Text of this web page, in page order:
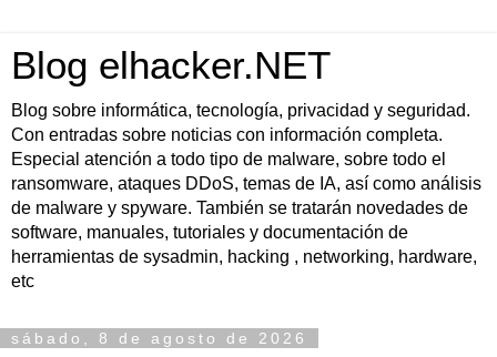
Blog elhacker.NET
Blog sobre informática, tecnología, privacidad y seguridad.
Con entradas sobre noticias con información completa.
Especial atención a todo tipo de malware, sobre todo el
ransomware, ataques DDoS, temas de IA, así como análisis
de malware y spyware. También se tratarán novedades de
software, manuales, tutoriales y documentación de
herramientas de sysadmin, hacking , networking, hardware,
etc
sábado, 8 de agosto de 2026